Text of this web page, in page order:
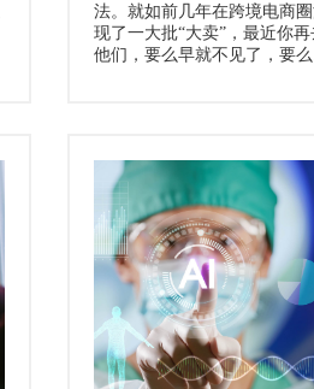
法。就如前几年在跨境电商
现了一大批“大卖”，最近你
他们，要么早就不见了，要么